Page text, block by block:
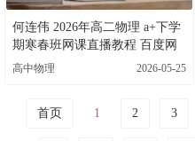
何连伟 2026年高二物理 a+下学
期寒春班网课直播教程 百度网
盘下载
高中物理 2026-05-25
首页 1 2 3